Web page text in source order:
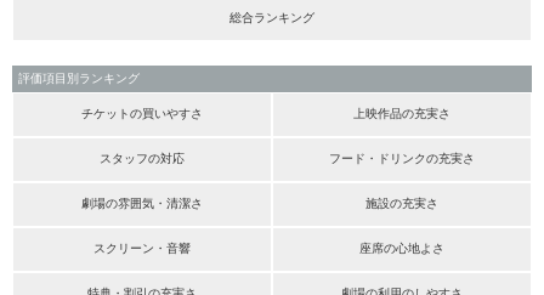
総合ランキング
評価項目別ランキング
チケットの買いやすさ 上映作品の充実さ
スタッフの対応 フード・ドリンクの充実さ
劇場の雰囲気・清潔さ 施設の充実さ
スクリーン・音響 座席の心地よさ